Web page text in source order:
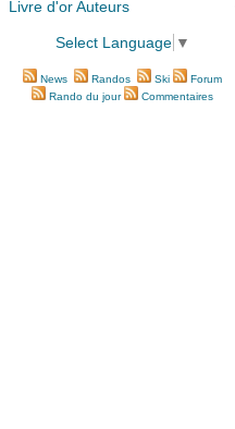
Livre d'orAuteurs
Select Language ▼
News Randos Ski
Forum
Rando du jour
Commentaires